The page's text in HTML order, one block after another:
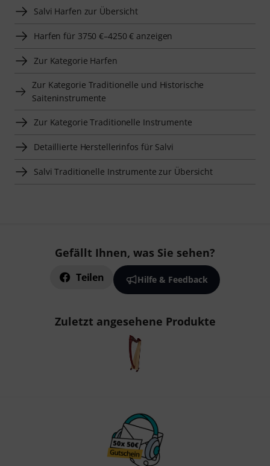
Salvi Harfen zur Übersicht
Harfen für 3750 €–4250 € anzeigen
Zur Kategorie Harfen
Zur Kategorie Traditionelle und Historische
Saiteninstrumente
Zur Kategorie Traditionelle Instrumente
Detaillierte Herstellerinfos für Salvi
Salvi Traditionelle Instrumente zur Übersicht
Gefällt Ihnen, was Sie sehen?
Teilen Hilfe & Feedback
Zuletzt angesehene Produkte